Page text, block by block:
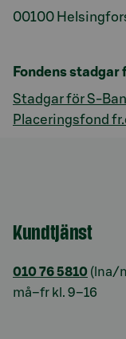
00100
Fondens stadgar
Stadgar för S-
Placeringsfond
Kundtjänst
010 76 5810 (lna/
må–fr kl. 9–16